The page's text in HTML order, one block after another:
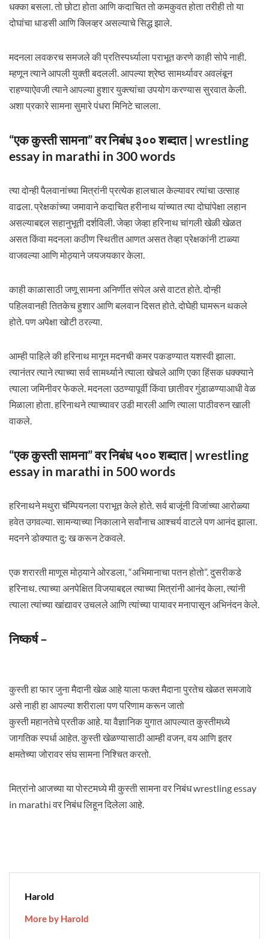
धक्का बसला. तो छोटा होता आणि कदाचित तो कमकुवत होता तरीही तो या
दोघांचा धाडसी आणि क्लिव्हर असल्याचे सिद्ध झाले.
मदनला लवकरच समजले की प्रतिस्पर्ध्याला पराभूत करणे काही सोपे नाही.
म्हणून त्याने आपली युक्ती बदलली. आपल्या श्रेष्ठ सामर्थ्यावर अवलंबून
राहण्याऐवजी त्याने आपल्या हुशार युक्त्यांचा उपयोग करण्यास सुरवात केली.
अशा प्रकारे सामना सुमारे पंधरा मिनिटे चालला.
“एक कुस्ती सामना” वर निबंध ३०० शब्दात | wrestling
essay in marathi in 300 words
त्या दोन्ही पैलवानांच्या मित्रांनी प्रत्येक हालचाल केल्यावर त्यांचा उत्साह
वाढला. प्रेक्षकांच्या जमावाने कदाचित हरीनाथ यांच्यात त्या दोघांपेक्षा लहान
असल्याबद्दल सहानुभूती दर्शविली. जेव्हा जेव्हा हरिनाथ चांगली खेळी खेळत
असत किंवा मदनला कठीण स्थितीत आणत असत तेव्हा प्रेक्षकांनी टाळ्या
वाजवल्या आणि मोठ्याने जयजयकार केला.
काही काळासाठी जणू सामना अनिर्णीत संपेल असे वाटत होते. दोन्ही
पहिलवानही तितकेच हुशार आणि बलवान दिसत होते. दोघेही घामरून थकले
होते. पण अपेक्षा खोटी ठरल्या.
आम्ही पाहिले की हरिनाथ मागून मदनची कमर पकडण्यात यशस्वी झाला.
त्यानंतर त्याने त्याच्या सर्व सामर्थ्याने त्याला खेचले आणि एका हिंसक धक्क्याने
त्याला जमिनीवर फेकले. मदनला उठण्यापूर्वी किंवा छातीवर गुंडाळण्याआधी वेळ
मिळाला होता. हरिनाथने त्याच्यावर उडी मारली आणि त्याला पाठीवरुन खाली
वाकले.
“एक कुस्ती सामना” वर निबंध ५०० शब्दात | wrestling
essay in marathi in 500 words
हरिनाथने मथुरा चॅम्पियनला पराभूत केले होते. सर्व बाजूंनी विजांच्या आरोळ्या
हवेत उगवल्या. सामन्याच्या निकालाने सर्वांनाच आश्चर्य वाटले पण आनंद झाला.
मदनने डोक्यात दु: ख करून टेकवले.
एक शरारती माणूस मोठ्याने ओरडला, “अभिमानाचा पतन होतो”. दुसरीकडे
हरिनाथ. त्याच्या अनपेक्षित विजयाबद्दल त्याच्या मित्रांनी आनंद केला, त्यांनी
त्याला त्यांच्या खांद्यावर उचलले आणि त्यांच्या पायावर मनापासून अभिनंदन केले.
निष्कर्ष –
कुस्ती हा फार जुना मैदानी खेळ आहे याला फक्त मैदाना पुरतेच खेळत समजावे
असे नाही हा आपल्या शरीराला पण परिणाम करून जातो
कुस्ती महानतेचे प्रतीक आहे. या वैज्ञानिक युगात आपल्यात कुस्तीमध्ये
जागतिक स्पर्धा आहेत. कुस्ती खेळण्यासाठी आम्ही वजन, वय आणि इतर
क्षमतेच्या जोरावर संघ सामना निश्चित करतो.
मित्रांनो आजच्या या पोस्टमध्ये मी कुस्ती सामना वर निबंध wrestling essay
in marathi वर निबंध लिहून दिलेला आहे.
Harold
More by Harold